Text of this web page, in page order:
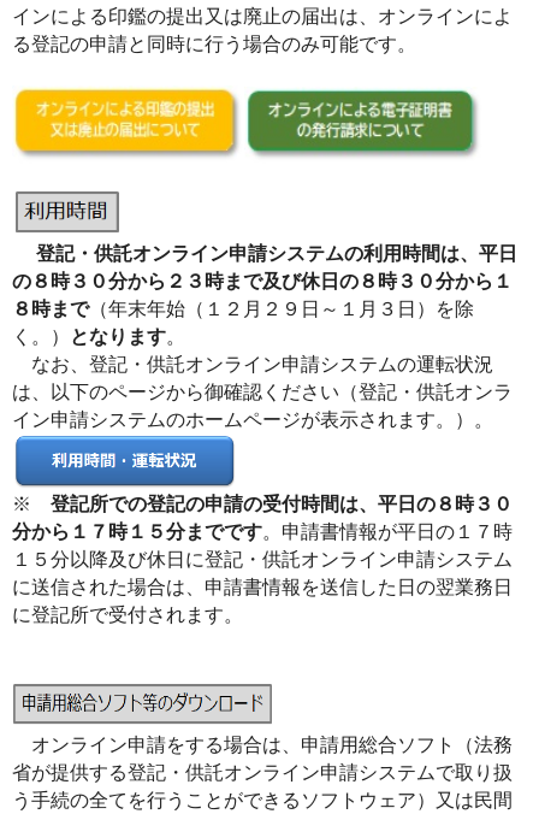
インによる印鑑の提出又は廃止の届出は、オンラインによ
る登記の申請と同時に行う場合のみ可能です。
登記・供託オンライン申請システムの利用時間は、平日
の８時３０分から２３時まで及び休日の８時３０分から１
８時まで（年末年始（１２月２９日～１月３日）を除
く。）
となります。
なお、登記・供託オンライン申請システムの運転状況
は、以下のページから御確認ください（登記・供託オンラ
イン申請システムのホームページが表示されます。）。
※ 登記所での登記の申請の受付時間は、平日の８時３０
分から１７時１５分までです。申請書情報が平日の１７時
１５分以降及び休日に登記・供託オンライン申請システム
に送信された場合は、申請書情報を送信した日の翌業務日
に登記所で受付されます。
オンライン申請をする場合は、申請用総合ソフト（法務
省が提供する登記・供託オンライン申請システムで取り扱
う手続の全てを行うことができるソフトウェア）又は民間